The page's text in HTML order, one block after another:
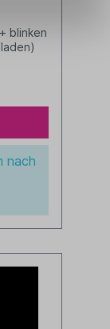
blinken
nach